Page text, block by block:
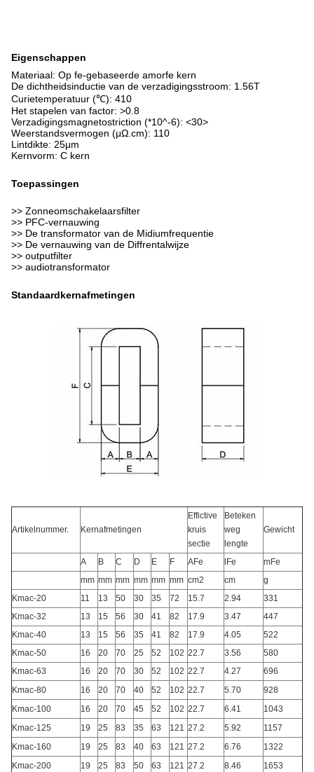
Eigenschappen
Materiaal: Op fe-gebaseerde amorfe kern
De dichtheidsinductie van de verzadigingsstroom: 1.56T
Curietemperatuur (℃): 410
Het stapelen van factor: >0.8
Verzadigingsmagnetostriction (*10^-6): <30>
Weerstandsvermogen (μΩ.cm): 110
Lintdikte: 25μm
Kernvorm: C kern
Toepassingen
>> Zonneomschakelaarsfilter
>> PFC-vernauwing
>> De transformator van de Midiumfrequentie
>> De vernauwing van de Diffrentalwijze
>> outputfilter
>> audiotransformator
Standaardkernafmetingen
Artikelnummer. Kernafmetingen
Effictive
kruis
sectie
Beteken
weg
lengte
Gewicht
A B C D E F AFe lFe
mFe
mm mm mm mm mm mm cm2 cm
g
Kmac-20
11 13 50 30 35 72 15.7 2.94
331
Kmac-32
13 15 56 30 41 82 17.9 3.47
447
Kmac-40
13 15 56 35 41 82 17.9 4.05
522
Kmac-50
16 20 70 25 52 102 22.7 3.56
580
Kmac-63
16 20 70 30 52 102 22.7 4.27
696
Kmac-80
16 20 70 40 52 102 22.7 5.70
928
Kmac-100
16 20 70 45 52 102 22.7 6.41
1043
Kmac-125
19 25 83 35 63 121 27.2 5.92
1157
Kmac-160
19 25 83 40 63 121 27.2 6.76
1322
Kmac-200
19 25 83 50 63 121 27.2 8.46
1653